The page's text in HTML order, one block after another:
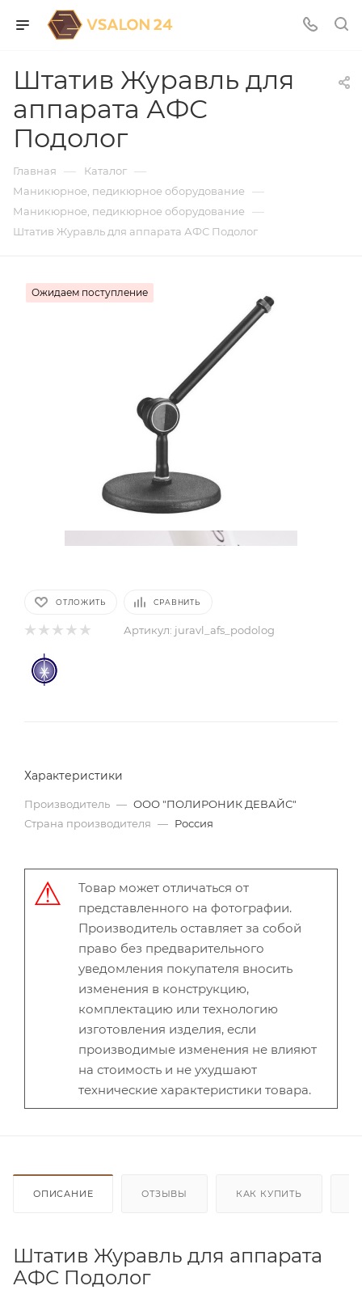
Штатив Журавль для
аппарата АФС
Подолог
Главная — Каталог —
Маникюрное, педикюрное оборудование —
Маникюрное, педикюрное оборудование —
Штатив Журавль для аппарата АФС Подолог
Ожидаем поступление
ОТЛОЖИТЬ СРАВНИТЬ
Артикул: juravl_afs_podolog
Характеристики
Производитель — ООО "ПОЛИРОНИК ДЕВАЙС"
Страна производителя — Россия
Товар может отличаться от
представленного на фотографии.
Производитель оставляет за собой
право без предварительного
уведомления покупателя вносить
изменения в конструкцию,
комплектацию или технологию
изготовления изделия, если
производимые изменения не влияют
на стоимость и не ухудшают
технические характеристики товара.
ОПИСАНИЕ ОТЗЫВЫ КАК КУПИТЬ
Штатив Журавль для аппарата
АФС Подолог